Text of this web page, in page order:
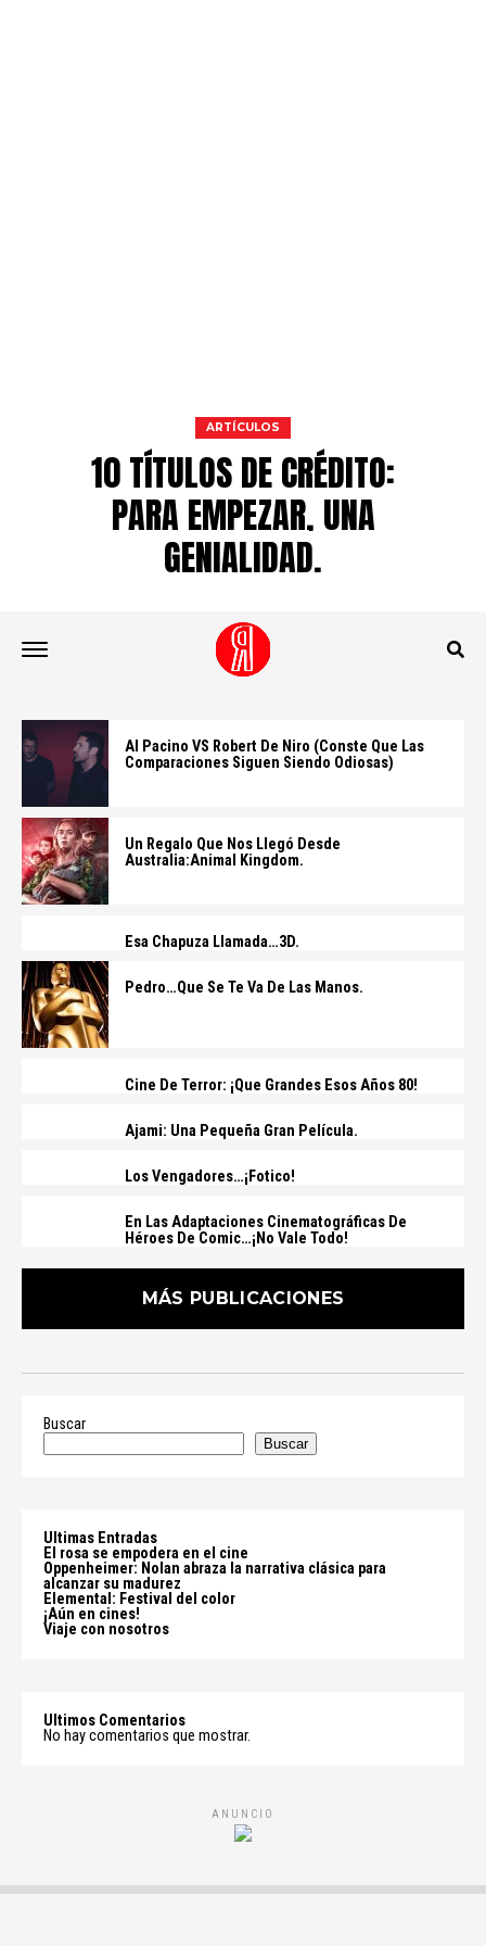
ARTÍCULOS
10 TÍTULOS DE CRÉDITO:
PARA EMPEZAR, UNA
GENIALIDAD.
Al Pacino VS Robert De Niro (conste Que Las
Comparaciones Siguen Siendo Odiosas)
Un Regalo Que Nos Llegó Desde
Australia:Animal Kingdom.
Esa Chapuza Llamada…3D.
Pedro…que Se Te Va De Las Manos.
Cine De Terror: ¡que Grandes Esos Años 80!
Ajami: Una Pequeña Gran Película.
Los Vengadores…¡Fotico!
En Las Adaptaciones Cinematográficas De
Héroes De Comic…¡no Vale Todo!
MÁS PUBLICACIONES
Buscar
Buscar
Ultimas Entradas
El rosa se empodera en el cine
Oppenheimer: Nolan abraza la narrativa clásica para
alcanzar su madurez
Elemental: Festival del color
¡Aún en cines!
Viaje con nosotros
Ultimos Comentarios
No hay comentarios que mostrar.
ANUNCIO